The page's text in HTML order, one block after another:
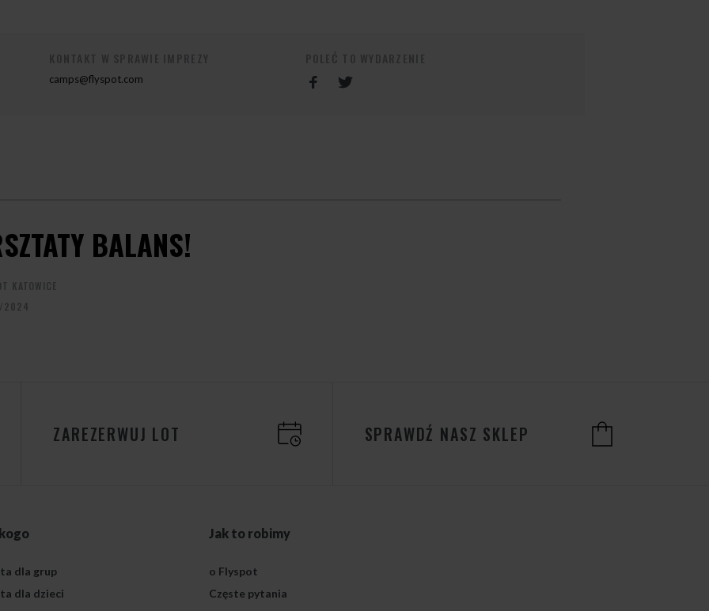
camps@flyspot.com
BALANS!
KATOWICE
ZAREZERWUJ LOT SPRAWDŹ NASZ SKLEP
dla grup
dla dzieci
Jak to robimy
o Flyspot
Częste pytania